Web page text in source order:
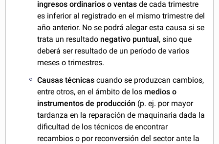
ingresos ordinarios o ventas de cada trimestre
es inferior al registrado en el mismo trimestre del
año anterior. No se podrá alegar esta causa si se
trata un resultado negativo puntual, sino que
deberá ser resultado de un período de varios
meses o trimestres.
Causas técnicas cuando se produzcan cambios,
entre otros, en el ámbito de los medios o
instrumentos de producción (p. ej. por mayor
tardanza en la reparación de maquinaria dada la
dificultad de los técnicos de encontrar
recambios o por reconversión del sector ante la